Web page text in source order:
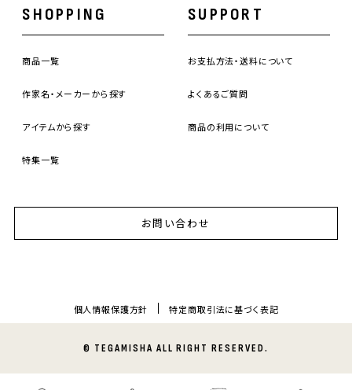
SHOPPING
商品一覧
作家名・メーカーから探す
アイテムから探す
特集一覧
SUPPORT
お支払方法・送料について
よくあるご質問
商品の利用について
お問い合わせ
個人情報保護方針 特定商取引法に基づく表記
© TEGAMISHA ALL RIGHT RESERVED.